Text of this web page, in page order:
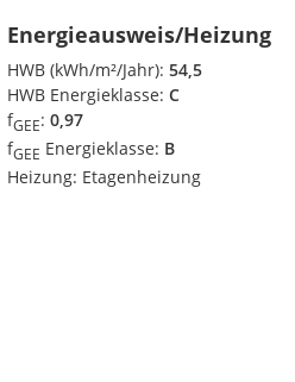
Energieausweis/Heizung
HWB (kWh/m²/Jahr): 54,5
HWB Energieklasse: C
fGEE: 0,97
fGEE Energieklasse: B
Heizung: Etagenheizung